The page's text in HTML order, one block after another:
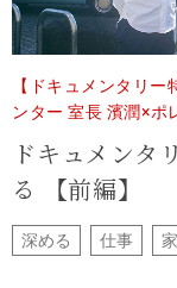
【ドキュメンタリ
ンター 室長 濱潤×ポ
ドキュメンタ
る 【前編】
深める 仕事